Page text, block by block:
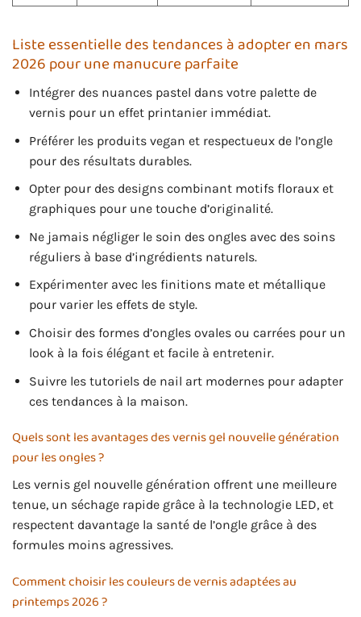
Liste essentielle des tendances à adopter en mars
2026 pour une manucure parfaite
Intégrer des nuances pastel dans votre palette de
vernis pour un effet printanier immédiat.
Préférer les produits vegan et respectueux de l’ongle
pour des résultats durables.
Opter pour des designs combinant motifs floraux et
graphiques pour une touche d’originalité.
Ne jamais négliger le soin des ongles avec des soins
réguliers à base d’ingrédients naturels.
Expérimenter avec les finitions mate et métallique
pour varier les effets de style.
Choisir des formes d’ongles ovales ou carrées pour un
look à la fois élégant et facile à entretenir.
Suivre les tutoriels de nail art modernes pour adapter
ces tendances à la maison.
Quels sont les avantages des vernis gel nouvelle génération
pour les ongles ?
Les vernis gel nouvelle génération offrent une meilleure
tenue, un séchage rapide grâce à la technologie LED, et
respectent davantage la santé de l’ongle grâce à des
formules moins agressives.
Comment choisir les couleurs de vernis adaptées au
printemps 2026 ?